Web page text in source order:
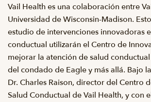
Vail Health es una colaboración entre
Universidad de Wisconsin-Madison.
estudio de intervenciones innovadoras
conductual utilizarán el Centro de
mejorar la atención de salud
del condado de Eagle y más allá. Bajo
Dr. Charles Raison, director del Centro
Salud Conductual de Vail Health, y con